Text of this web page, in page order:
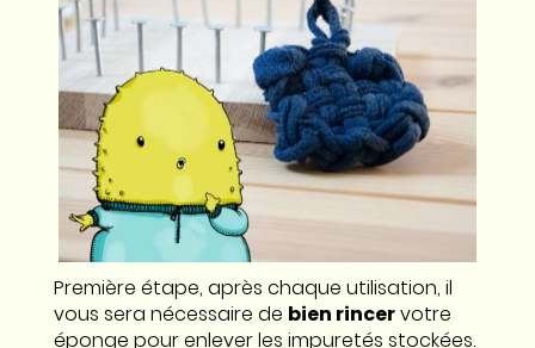
Première étape, après chaque utilisation, il
vous sera nécessaire de bien rincervotre
éponge pour enlever les impuretés stockées.